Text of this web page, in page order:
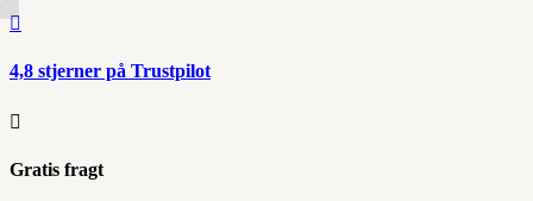

4,8 stjerner på Trustpilot

Gratis fragt